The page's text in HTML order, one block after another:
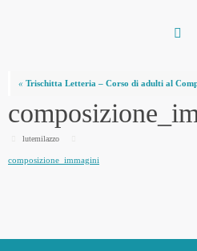
« Trischitta Letteria – Corso di adulti al
lutemilazzo
composizione_immagini